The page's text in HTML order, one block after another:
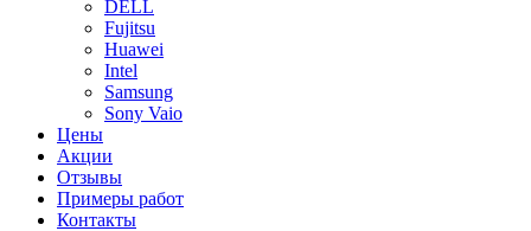
DELL
Fujitsu
Huawei
Intel
Samsung
Sony Vaio
Цены
Акции
Отзывы
Примеры работ
Контакты